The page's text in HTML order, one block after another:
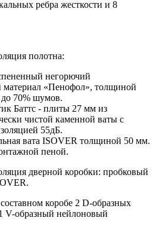
ребра жесткости и 8
полотна:
негорючий
материал «Пенофол», толщиной
70% шумов.
Баттс - плиты 27 мм из
чистой каменной ваты с
55дБ.
вата ISOVER толщиной 50 мм.
пеной.
дверной коробки: пробковый
коробе 2 D-образных
V-образный нейлоновый